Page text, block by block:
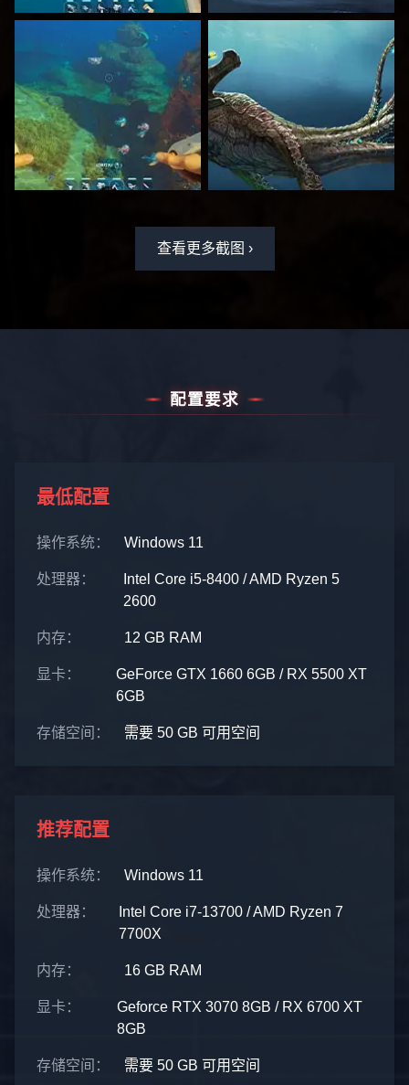
查看更多截图 ›
配置要求
最低配置
操作系统： Windows 11
处理器：
Intel Core i5-8400 / AMD Ryzen 5
2600
内存： 12 GB RAM
显卡：
GeForce GTX 1660 6GB / RX 5500 XT
6GB
存储空间： 需要 50 GB 可用空间
推荐配置
操作系统： Windows 11
处理器：
Intel Core i7-13700 / AMD Ryzen 7
7700X
内存： 16 GB RAM
显卡：
Geforce RTX 3070 8GB / RX 6700 XT
8GB
存储空间： 需要 50 GB 可用空间